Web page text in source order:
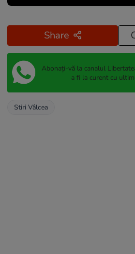
Share
Abonați-vă la canalul
a fi la curent cu
Stiri Vâlcea